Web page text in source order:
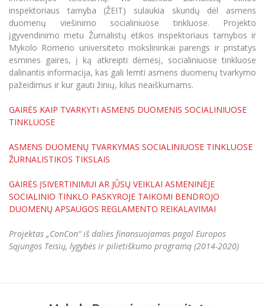
eDVS
Microsoft Office 365
MRU mobilios programėlės
Pagalbos sistema
Profesinė sąjunga
Kontaktų paieška
inspektoriaus tarnyba (ŽEIT) sulaukia skundų dėl asmens
duomenų viešinimo socialiniuose tinkluose. Projekto
įgyvendinimo metu Žurnalistų etikos inspektoriaus tarnybos ir
Mykolo Romerio universiteto mokslininkai parengs ir pristatys
esmines gaires, į ką atkreipti dėmesį, socialiniuose tinkluose
dalinantis informacija, kas gali lemti asmens duomenų tvarkymo
pažeidimus ir kur gauti žinių, kilus neaiškumams.
GAIRĖS KAIP TVARKYTI ASMENS DUOMENIS SOCIALINIUOSE
TINKLUOSE
ASMENS DUOMENŲ TVARKYMAS SOCIALINIUOSE TINKLUOSE
ŽURNALISTIKOS TIKSLAIS
GAIRĖS ĮSIVERTINIMUI AR JŪSŲ VEIKLAI ASMENINĖJE
SOCIALINIO TINKLO PASKYROJE TAIKOMI BENDROJO
DUOMENŲ APSAUGOS REGLAMENTO REIKALAVIMAI
Projektas „ConCon“ iš dalies finansuojamas pagal Europos
Sąjungos Teisių, lygybės ir pilietiškumo programą (2014-2020)